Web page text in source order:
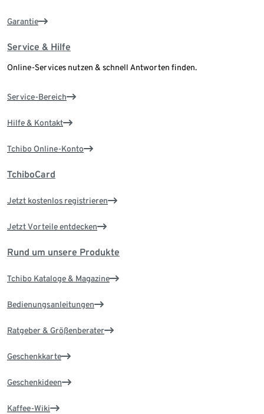
Garantie
Service & Hilfe
Online-Services nutzen & schnell Antworten finden.
Service-Bereich
Hilfe & Kontakt
Tchibo Online-Konto
TchiboCard
Jetzt kostenlos registrieren
Jetzt Vorteile entdecken
Rund um unsere Produkte
Tchibo Kataloge & Magazine
Bedienungsanleitungen
Ratgeber & Größenberater
Geschenkkarte
Geschenkideen
Kaffee-Wiki